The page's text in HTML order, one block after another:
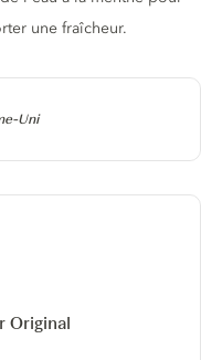
Uni
une fraîcheur.
Original